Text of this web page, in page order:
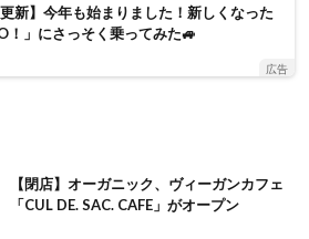
更新】今年も始まりました！新しくなった
！」にさっそく乗ってみた🚙
広告
【閉店】オーガニック、ヴィーガンカフェ
「CUL DE. SAC. CAFE」がオープン